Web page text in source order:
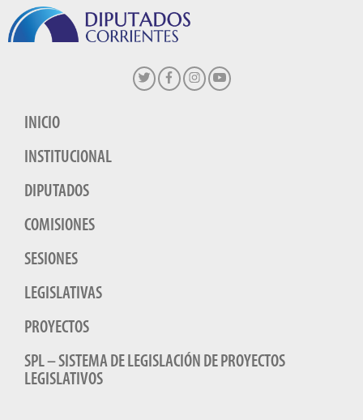
INICIO
INSTITUCIONAL
DIPUTADOS
COMISIONES
SESIONES
LEGISLATIVAS
PROYECTOS
SPL – SISTEMA DE LEGISLACIÓN DE PROYECTOS
LEGISLATIVOS